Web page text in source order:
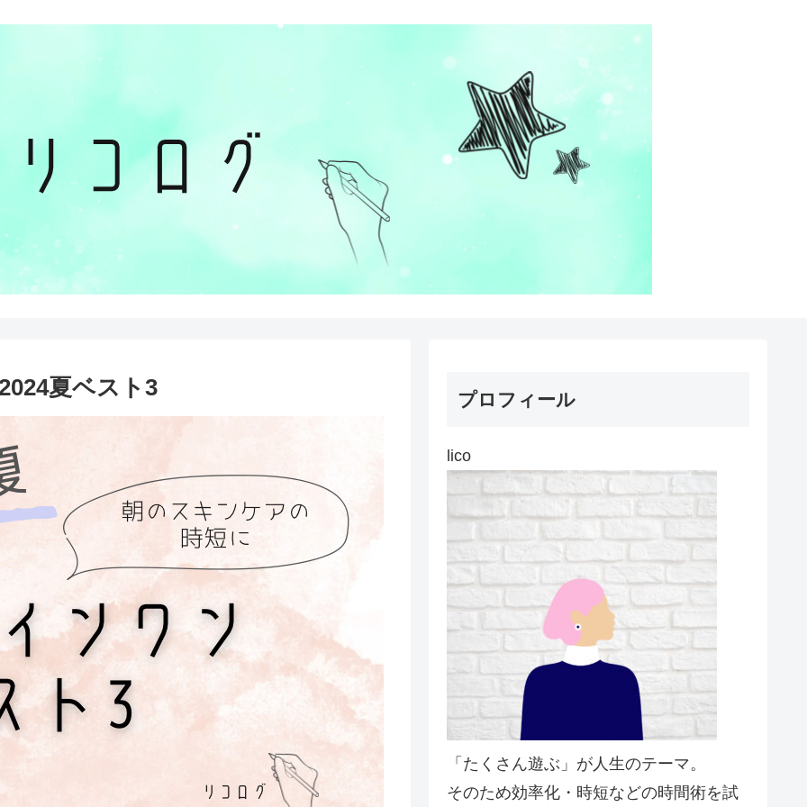
夏ベスト3 プロフィール
lico
「たくさん遊ぶ」が人生のテーマ。
そのため効率化・時短などの時間術を試